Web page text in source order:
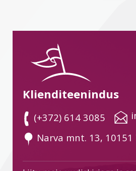
Klienditeenindus
(+372) 614 3085
Narva mnt. 13,